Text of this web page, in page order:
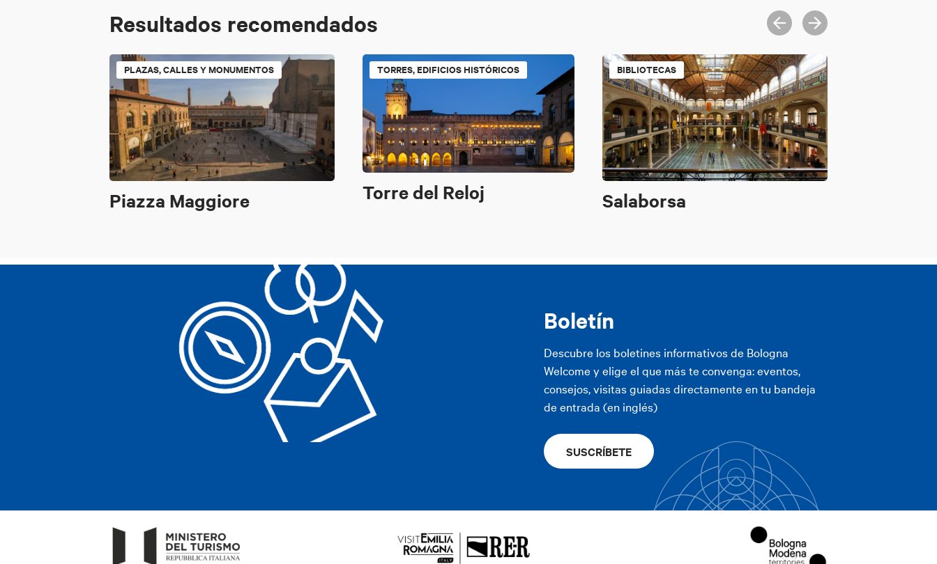
Resultados recomendados
PLAZAS, CALLES Y MONUMENTOS
Piazza Maggiore
TORRES, EDIFICIOS HISTÓRICOS
Torre del Reloj
BIBLIOTECAS
Salaborsa
Boletín
Descubre los boletines informativos de Bologna
Welcome y elige el que más te convenga: eventos,
consejos, visitas guiadas directamente en tu bandeja
de entrada (en inglés)
SUSCRÍBETE